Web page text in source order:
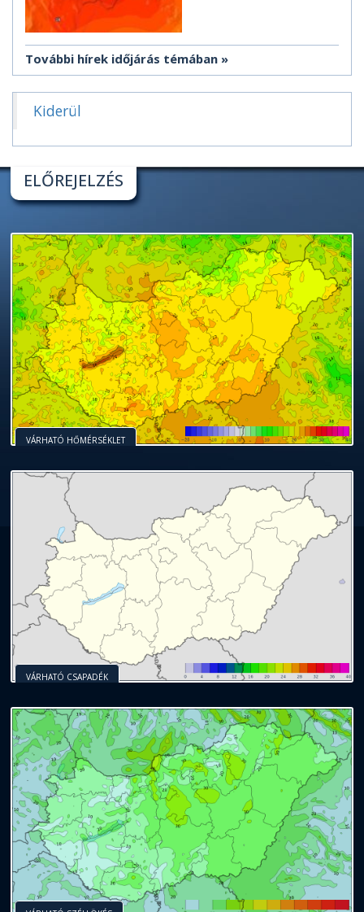
További hírek időjárás témában
Kiderül
ELŐREJELZÉS
VÁRHATÓ HŐMÉRSÉKLET
VÁRHATÓ CSAPADÉK